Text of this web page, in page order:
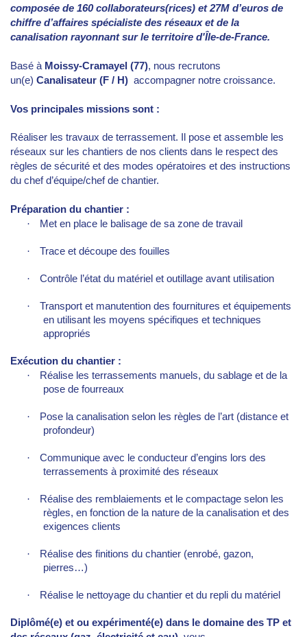
composée de 160 collaborateurs(rices) et 27M d’euros de
chiffre d’affaires spécialiste des réseaux et de la
canalisation rayonnant sur le territoire d'Île-de-France.
Basé à Moissy-Cramayel (77), nous recrutons
un(e) Canalisateur (F / H) accompagner notre croissance.
Vos principales missions sont :
Réaliser les travaux de terrassement. Il pose et assemble les
réseaux sur les chantiers de nos clients dans le respect des
règles de sécurité et des modes opératoires et des instructions
du chef d’équipe/chef de chantier.
Préparation du chantier :
·
Met en place le balisage de sa zone de travail
· Trace et découpe des fouilles
· Contrôle l’état du matériel et outillage avant utilisation
·
Transport et manutention des fournitures et équipements
en utilisant les moyens spécifiques et techniques
appropriés
Exécution du chantier :
·
Réalise les terrassements manuels, du sablage et de la
pose de fourreaux
·
Pose la canalisation selon les règles de l’art (distance et
profondeur)
·
Communique avec le conducteur d’engins lors des
terrassements à proximité des réseaux
·
Réalise des remblaiements et le compactage selon les
règles, en fonction de la nature de la canalisation et des
exigences clients
·
Réalise des finitions du chantier (enrobé, gazon,
pierres…)
· Réalise le nettoyage du chantier et du repli du matériel
Diplômé(e) et ou expérimenté(e) dans le domaine des TP et